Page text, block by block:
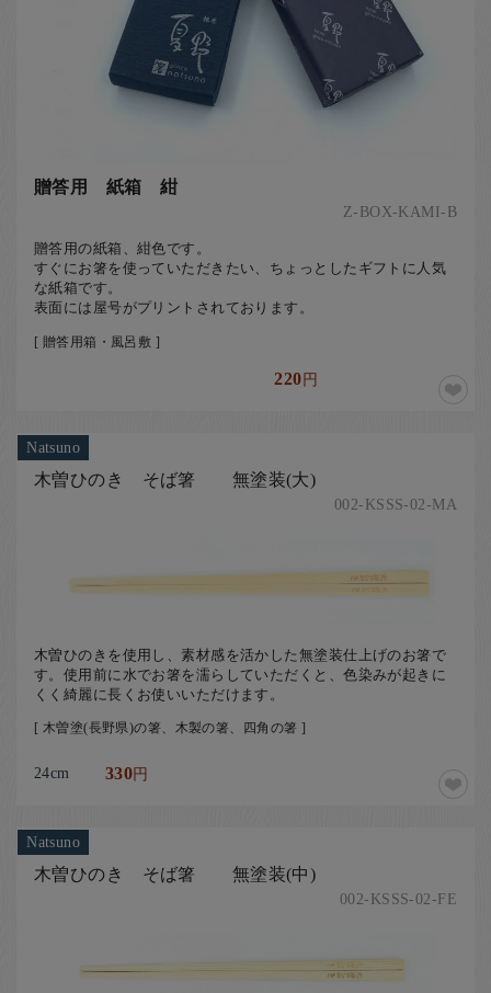
贈答用 紙箱 紺
Z-BOX-KAMI-B
贈答用の紙箱、紺色です。
すぐにお箸を使っていただきたい、ちょっとしたギフトに人気
な紙箱です。
表面には屋号がプリントされております。
[ 贈答用箱・風呂敷 ]
220円
Natsuno
木曽ひのき そば箸 無塗装(大)
002-KSSS-02-MA
木曽ひのきを使用し、素材感を活かした無塗装仕上げのお箸で
す。使用前に水でお箸を濡らしていただくと、色染みが起きに
くく綺麗に長くお使いいただけます。
[ 木曽塗(長野県)の箸、木製の箸、四角の箸 ]
24cm 330円
Natsuno
木曽ひのき そば箸 無塗装(中)
002-KSSS-02-FE